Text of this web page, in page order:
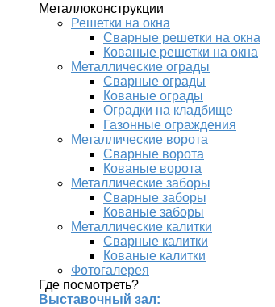
Металлоконструкции
Решетки на окна
Сварные решетки на окна
Кованые решетки на окна
Металлические ограды
Сварные ограды
Кованые ограды
Оградки на кладбище
Газонные ограждения
Металлические ворота
Сварные ворота
Кованые ворота
Металлические заборы
Сварные заборы
Кованые заборы
Металлические калитки
Сварные калитки
Кованые калитки
Фотогалерея
Где посмотреть?
Выставочный зал: